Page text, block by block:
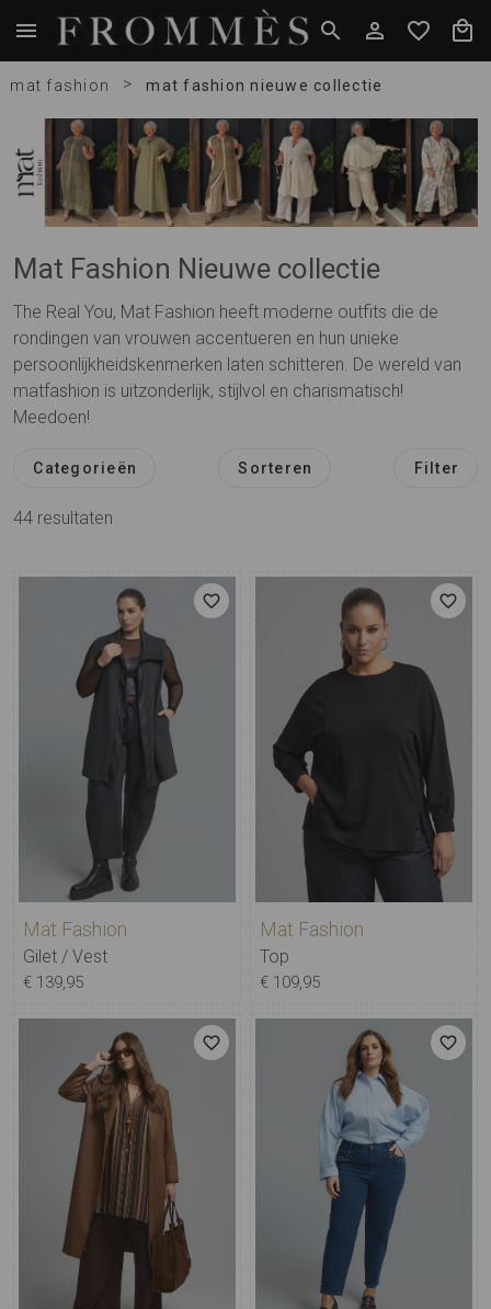
mat fashion > mat fashion nieuwe collectie
Mat Fashion Nieuwe collectie
The Real You, Mat Fashion heeft moderne outfits die de
rondingen van vrouwen accentueren en hun unieke
persoonlijkheidskenmerken laten schitteren. De wereld van
matfashion is uitzonderlijk, stijlvol en charismatisch!
Meedoen!
Categorieën Sorteren Filter
44 resultaten
Mat Fashion
Gilet / Vest
€ 139,95
Mat Fashion
Top
€ 109,95